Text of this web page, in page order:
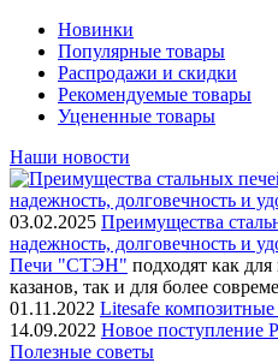
Новинки
Популярные товары
Распродажи и скидки
Рекомендуемые товары
Уцененные товары
Наши новости
03.02.2025 Преимущества
надежность, долговечность и
Печи "СТЭН" подходят как
казанов, так и для более
01.11.2022 Litesafe
14.09.2022 Новое поступление
Полезные советы